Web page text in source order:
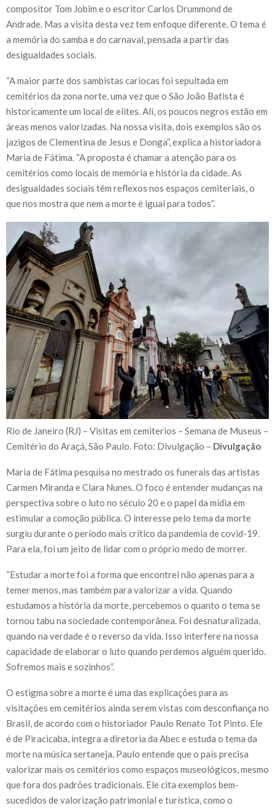
compositor Tom Jobim e o escritor Carlos Drummond de
Andrade. Mas a visita desta vez tem enfoque diferente. O tema é
a memória do samba e do carnaval, pensada a partir das
desigualdades sociais.
“A maior parte dos sambistas cariocas foi sepultada em
cemitérios da zona norte, uma vez que o São João Batista é
historicamente um local de elites. Ali, os poucos negros estão em
áreas menos valorizadas. Na nossa visita, dois exemplos são os
jazigos de Clementina de Jesus e Donga”, explica a historiadora
Maria de Fátima. “A proposta é chamar a atenção para os
cemitérios como locais de memória e história da cidade. As
desigualdades sociais têm reflexos nos espaços cemiteriais, o
que nos mostra que nem a morte é igual para todos”.
Rio de Janeiro (RJ) – Visitas em cemiterios – Semana de Museus –
Cemitério do Araçá, São Paulo. Foto: Divulgação – Divulgação
Maria de Fátima pesquisa no mestrado os funerais das artistas
Carmen Miranda e Clara Nunes. O foco é entender mudanças na
perspectiva sobre o luto no século 20 e o papel da mídia em
estimular a comoção pública. O interesse pelo tema da morte
surgiu durante o período mais crítico da pandemia de covid-19.
Para ela, foi um jeito de lidar com o próprio medo de morrer.
“Estudar a morte foi a forma que encontrei não apenas para a
temer menos, mas também para valorizar a vida. Quando
estudamos a história da morte, percebemos o quanto o tema se
tornou tabu na sociedade contemporânea. Foi desnaturalizada,
quando na verdade é o reverso da vida. Isso interfere na nossa
capacidade de elaborar o luto quando perdemos alguém querido.
Sofremos mais e sozinhos”.
O estigma sobre a morte é uma das explicações para as
visitações em cemitérios ainda serem vistas com desconfiança no
Brasil, de acordo com o historiador Paulo Renato Tot Pinto. Ele
é de Piracicaba, integra a diretoria da Abec e estuda o tema da
morte na música sertaneja. Paulo entende que o país precisa
valorizar mais os cemitérios como espaços museológicos, mesmo
que fora dos padrões tradicionais. Ele cita exemplos bem-
sucedidos de valorização patrimonial e turística, como o